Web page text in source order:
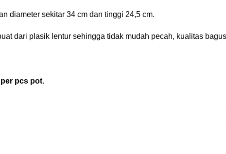
diameter sekitar 34 cm dan tinggi 24,5 cm.
dari plasik lentur sehingga tidak mudah pecah, kualitas
pcs pot.